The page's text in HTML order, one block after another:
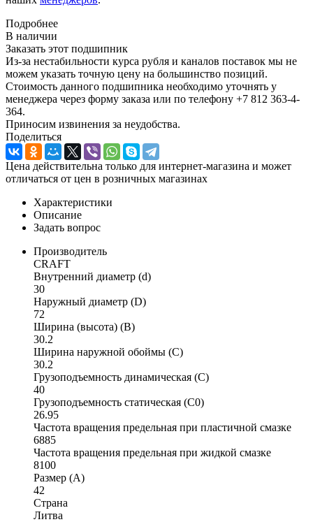
Подробнее
В наличии
Заказать этот подшипник
Из-за нестабильности курса рубля и каналов поставок мы не
можем указать точную цену на большинство позиций.
Стоимость данного подшипника необходимо уточнять у
менеджера через форму заказа или по телефону +7 812 363-4-
364.
Приносим извинения за неудобства.
Поделиться
Цена действительна только для интернет-магазина и может
отличаться от цен в розничных магазинах
Характеристики
Описание
Задать вопрос
Производитель
CRAFT
Внутренний диаметр (d)
30
Наружный диаметр (D)
72
Ширина (высота) (B)
30.2
Ширина наружной обоймы (C)
30.2
Грузоподъемность динамическая (C)
40
Грузоподъемность статическая (C0)
26.95
Частота вращения предельная при пластичной смазке
6885
Частота вращения предельная при жидкой смазке
8100
Размер (A)
42
Страна
Литва